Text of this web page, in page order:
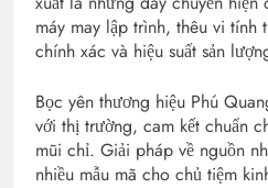
máy may lập trình, thêu vi
chính xác và hiệu suất sản
Bọc yên thương hiệu Phú
với thị trường, cam kết chuẩn
mũi chỉ. Giải pháp về nguồn
nhiều mẫu mã cho chủ tiệm